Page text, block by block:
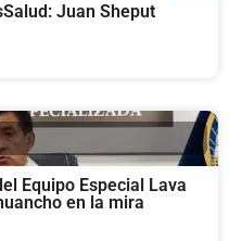
Juan Sheput
Equipo Especial Lava
en la mira